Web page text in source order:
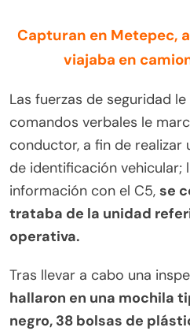
Capturan en Metepec,
viajaba en
Las fuerzas de seguridad
comandos verbales le
conductor, a fin de realizar
de identificación vehicular;
información con el C5, se
trataba de la unidad
operativa.
Tras llevar a cabo una
hallaron en una mochila
negro, 38 bolsas de